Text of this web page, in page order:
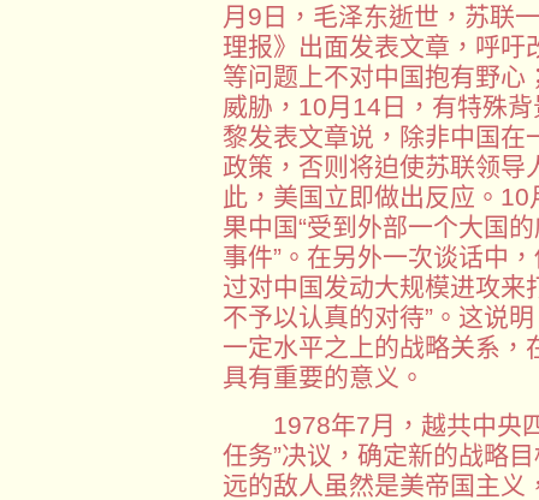
月9日，毛泽东逝世，苏联
理报》出面发表文章，呼吁
等问题上不对中国抱有野心
威胁，10月14日，有特殊
黎发表文章说，除非中国在
政策，否则将迫使苏联领导
此，美国立即做出反应。
果中国“受到外部一个大国
事件”。在另外一次谈话中
过对中国发动大规模进攻来
不予以认真的对待”。这说
一定水平之上的战略关系，
具有重要的意义。
1978年7月，越共中央四
任务”决议，确定新的战略
远的敌人虽然是美帝国主义